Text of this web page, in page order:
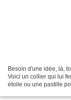
Besoin d'une idée, là,
Voici un collier qui lui
étoile ou une pastille